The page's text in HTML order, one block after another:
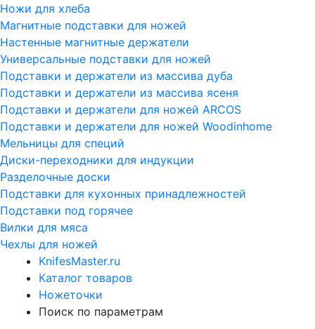
Ножи для хлеба
Магнитные подставки для ножей
Настенные магнитные держатели
Универсальные подставки для ножей
Подставки и держатели из массива дуба
Подставки и держатели из массива ясеня
Подставки и держатели для ножей ARCOS
Подставки и держатели для ножей Woodinhome
Мельницы для специй
Диски-переходники для индукции
Разделочные доски
Подставки для кухонных принадлежностей
Подставки под горячее
Вилки для мяса
Чехлы для ножей
KnifesMaster.ru
Каталог товаров
Ножеточки
Поиск по параметрам